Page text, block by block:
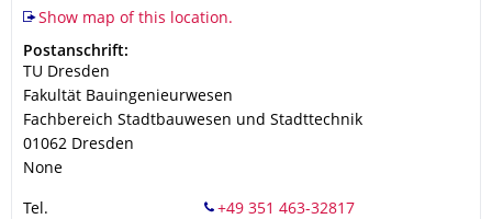
Show map of this location.
Address
Postanschrift:
TU Dresden
Fakultät Bauingenieurwesen
Fachbereich Stadtbauwesen und Stadttechnik
01062 Dresden
None
Tel.